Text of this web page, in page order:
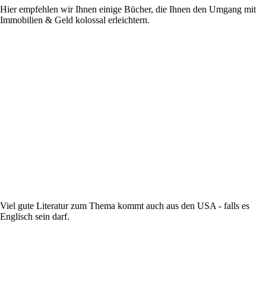
Hier empfehlen wir Ihnen einige Bücher, die Ihnen den Umgang mit
Immobilien & Geld kolossal erleichtern.
Viel gute Literatur zum Thema kommt auch aus den USA - falls es
Englisch sein darf.